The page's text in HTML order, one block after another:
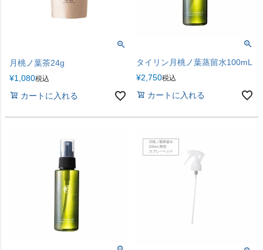
月桃ノ葉茶24g
¥1,080税込
カートに入れる
タイリン月桃ノ葉蒸留水100mL
¥2,750税込
カートに入れる